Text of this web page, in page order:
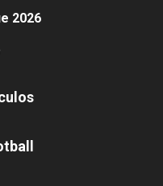
2026
abiertas 2026
moderno 2026